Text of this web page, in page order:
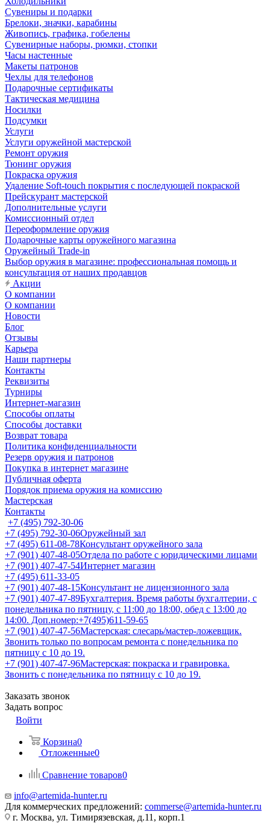
Сувениры и подарки
Брелоки, значки, карабины
Живопись, графика, гобелены
Сувенирные наборы, рюмки, стопки
Часы настенные
Макеты патронов
Чехлы для телефонов
Подарочные сертификаты
Тактическая медицина
Носилки
Подсумки
Услуги
Услуги оружейной мастерской
Ремонт оружия
Тюнинг оружия
Покраска оружия
Удаление Soft-touch покрытия с последующей покраской
Прейскурант мастерской
Дополнительные услуги
Комиссионный отдел
Переоформление оружия
Подарочные карты оружейного магазина
Оружейный Trade-in
Выбор оружия в магазине: профессиональная помощь и
консультация от наших продавцов
Акции
О компании
О компании
Новости
Блог
Отзывы
Карьера
Наши партнеры
Контакты
Реквизиты
Турниры
Интернет-магазин
Способы оплаты
Способы доставки
Возврат товара
Политика конфиденциальности
Резерв оружия и патронов
Покупка в интернет магазине
Публичная оферта
Порядок приема оружия на комиссию
Мастерская
Контакты
+7 (495) 792-30-06
+7 (495) 792-30-06Оружейный зал
+7 (495) 611-08-78Консультант оружейного зала
+7 (901) 407-48-05Отдела по работе с юридическими лицами
+7 (901) 407-47-54Интернет магазин
+7 (495) 611-33-05
+7 (901) 407-48-15Консультант не лицензионного зала
+7 (901) 407-47-89Бухгалтерия. Время работы бухгалтерии, с
понедельника по пятницу, с 11:00 до 18:00, обед с 13:00 до
14:00. Доп.номер:+7(495)611-59-65
+7 (901) 407-47-56Мастерская: слесарь/мастер-ложевщик.
Звонить только по вопросам ремонта с понедельника по
пятницу с 10 до 19.
+7 (901) 407-47-96Мастерская: покраска и гравировка.
Звонить с понедельника по пятницу с 10 до 19.
Заказать звонок
Задать вопрос
Войти
Корзина0
Отложенные0
Сравнение товаров0
info@artemida-hunter.ru
Для коммерческих предложений: commerse@artemida-hunter.ru
г. Москва, ул. Тимирязевская, д.11, корп.1